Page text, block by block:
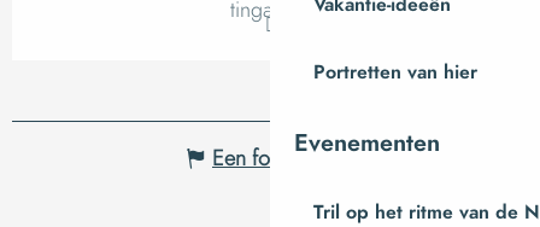
Portretten van hier
Evenementen
Tril op het ritme van de
tingalis.fr
Een fout melden